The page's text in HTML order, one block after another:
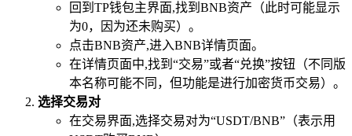
回到TP钱包主界面,找到BNB资产（此时可能显示
为0，因为还未购买）。
点击BNB资产,进入BNB详情页面。
在详情页面中,找到“交易”或者“兑换”按钮（不同版
本名称可能不同，但功能是进行加密货币交易）。
选择交易对
在交易界面,选择交易对为“USDT/BNB”（表示用